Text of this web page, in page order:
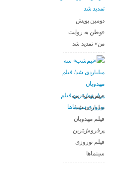
دومین پویش
«وطن به روایت
من» تمدید شد
«نیم‌شب» سه
میلیاردی شد/
فیلم مهدویان
پرفروش‌ترین
فیلم نوروزی
سینماها